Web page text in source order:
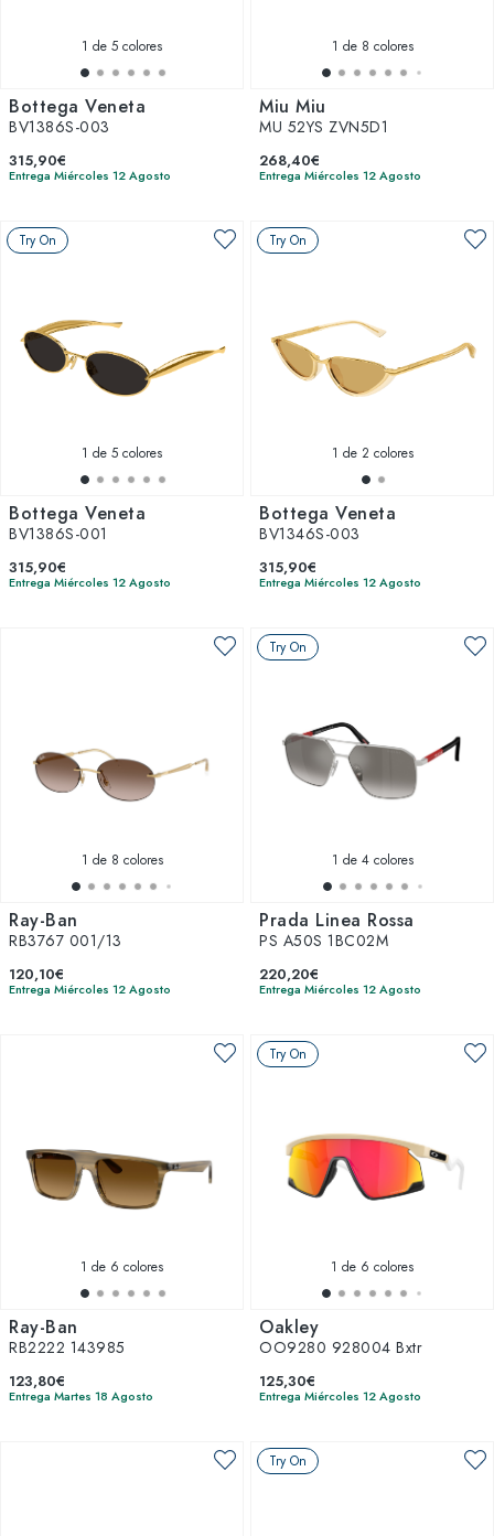
1 de 5 colores
Bottega Veneta
BV1386S-003
315,90€
Entrega Miércoles 12 Agosto
1 de 8 colores
Miu Miu
MU 52YS ZVN5D1
268,40€
Entrega Miércoles 12 Agosto
Try On
1 de 5 colores
Bottega Veneta
BV1386S-001
315,90€
Entrega Miércoles 12 Agosto
Try On
1 de 2 colores
Bottega Veneta
BV1346S-003
315,90€
Entrega Miércoles 12 Agosto
1 de 8 colores
Ray-Ban
RB3767 001/13
120,10€
Entrega Miércoles 12 Agosto
Try On
1 de 4 colores
Prada Linea Rossa
PS A50S 1BC02M
220,20€
Entrega Miércoles 12 Agosto
1 de 6 colores
Ray-Ban
RB2222 143985
123,80€
Entrega Martes 18 Agosto
Try On
1 de 6 colores
Oakley
OO9280 928004 Bxtr
125,30€
Entrega Miércoles 12 Agosto
Try On